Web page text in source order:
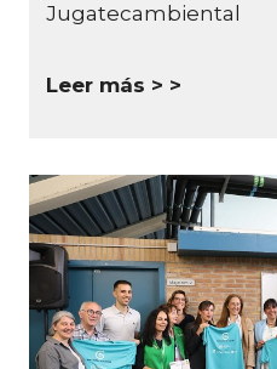
Jugatecambiental
Leer más >